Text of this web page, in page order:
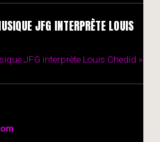
JFG INTERPRÈTE LOUIS